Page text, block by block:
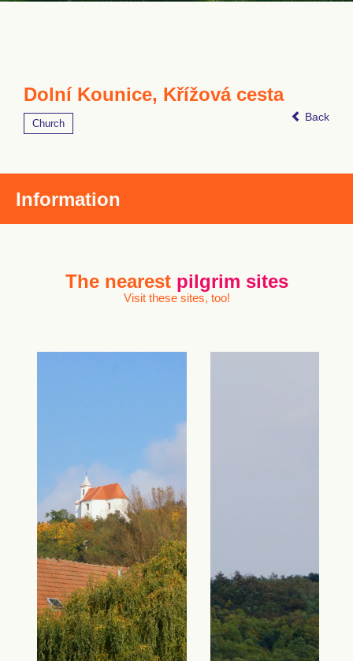
Dolní Kounice, Křížová cesta
Back
Church
Information
The nearest pilgrim sites
Visit these sites, too!